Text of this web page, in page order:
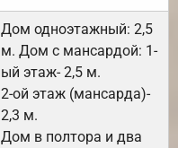
Дом одноэтажный: 2,5
м. Дом с мансардой: 1-
ый этаж- 2,5 м.
2-ой этаж (мансарда)-
2,3 м.
Дом в полтора и два